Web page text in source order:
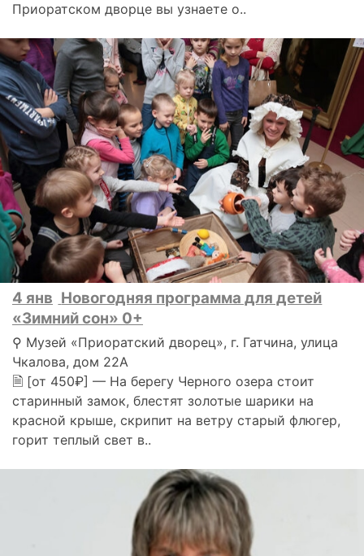
Приоратском дворце вы узнаете о..
4 янв Новогодняя программа для детей
«Зимний сон» 0+
⚲ Музей «Приоратский дворец», г. Гатчина, улица
Чкалова, дом 22А
🗎 [от 450₽] — На берегу Черного озера стоит
старинный замок, блестят золотые шарики на
красной крыше, скрипит на ветру старый флюгер,
горит теплый свет в..